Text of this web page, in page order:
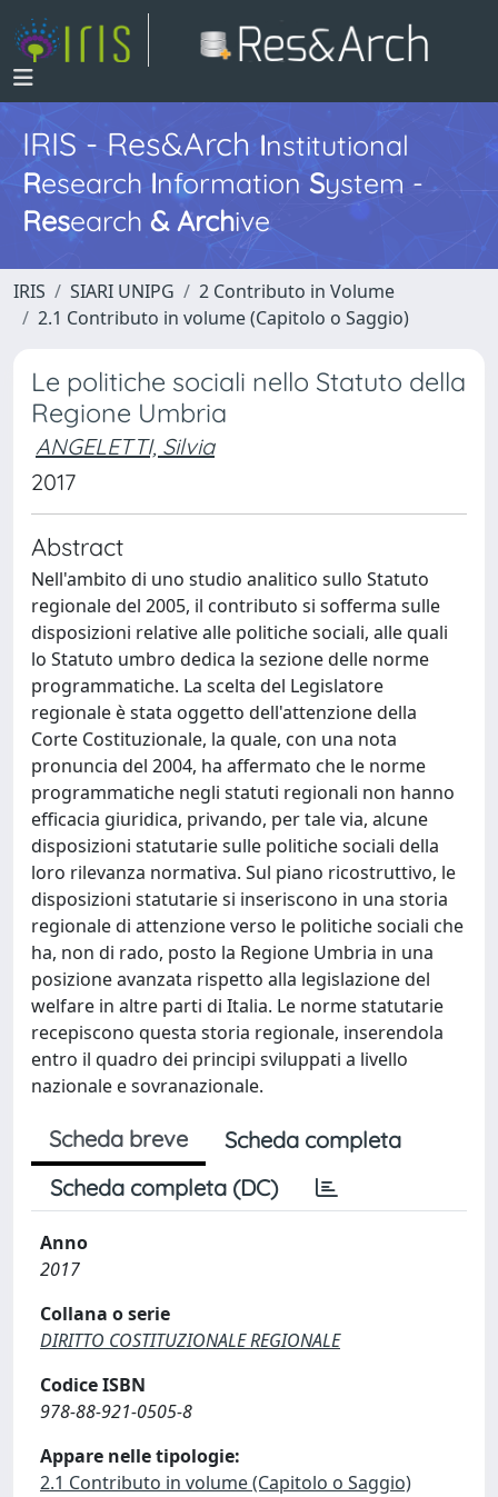
IRIS - Res&ArchInstitutional
Research InformationSystem -
Research & Archive
IRIS SIARI UNIPG
2 Contributo in Volume
2.1 Contributo in volume (Capitolo o Saggio)
Le politiche sociali nello Statuto della
Regione Umbria
ANGELETTI, Silvia
2017
Abstract
Nell'ambito di uno studio analitico sullo Statuto
regionale del 2005, il contributo si sofferma sulle
disposizioni relative alle politiche sociali, alle quali
lo Statuto umbro dedica la sezione delle norme
programmatiche. La scelta del Legislatore
regionale è stata oggetto dell'attenzione della
Corte Costituzionale, la quale, con una nota
pronuncia del 2004, ha affermato che le norme
programmatiche negli statuti regionali non hanno
efficacia giuridica, privando, per tale via, alcune
disposizioni statutarie sulle politiche sociali della
loro rilevanza normativa. Sul piano ricostruttivo, le
disposizioni statutarie si inseriscono in una storia
regionale di attenzione verso le politiche sociali che
ha, non di rado, posto la Regione Umbria in una
posizione avanzata rispetto alla legislazione del
welfare in altre parti di Italia. Le norme statutarie
recepiscono questa storia regionale, inserendola
entro il quadro dei principi sviluppati a livello
nazionale e sovranazionale.
Scheda breve
Scheda completa
Scheda completa (DC)
Anno
2017
Collana o serie
DIRITTO COSTITUZIONALE REGIONALE
Codice ISBN
978-88-921-0505-8
Appare nelle tipologie:
2.1 Contributo in volume (Capitolo o Saggio)